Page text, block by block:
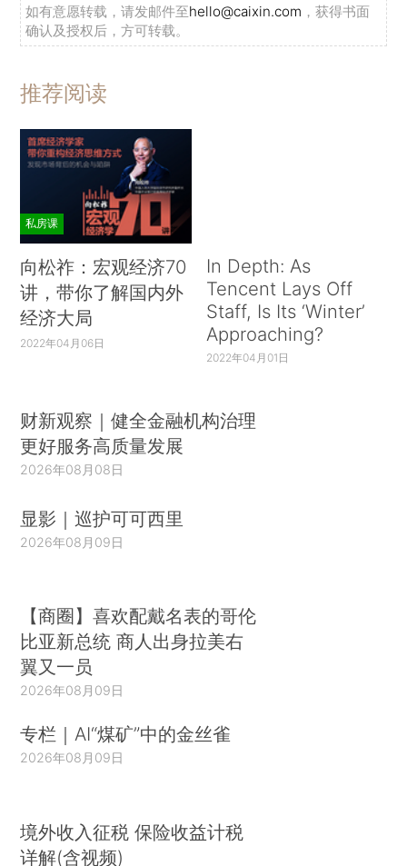
如有意愿转载，请发邮件至hello@caixin.com ，获得书面
确认及授权后，方可转载。
推荐阅读
私房课
向松祚：宏观经济70
讲，带你了解国内外
经济大局
2022年04月06日
In Depth: As
Tencent Lays Off
Staff, Is Its ‘Winter’
Approaching?
2022年04月01日
财新观察｜健全金融机构治理
更好服务高质量发展
2026年08月08日
显影｜巡护可可西里
2026年08月09日
【商圈】喜欢配戴名表的哥伦
比亚新总统 商人出身拉美右
翼又一员
2026年08月09日
专栏｜AI“煤矿”中的金丝雀
2026年08月09日
境外收入征税 保险收益计税
详解(含视频)